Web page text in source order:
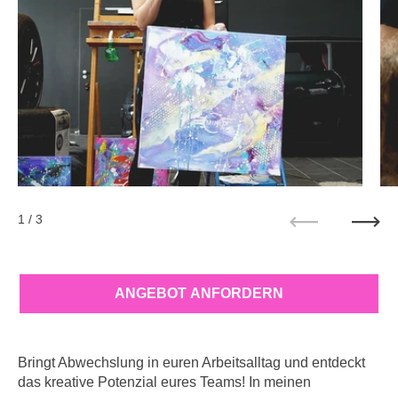
ANGEBOT ANFORDERN
1 / 3
Bringt Abwechslung in euren Arbeitsalltag und entdeckt
das kreative Potenzial eures Teams! In meinen